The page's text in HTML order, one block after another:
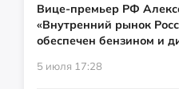
Вице-премьер РФ
«Внутренний рынок
обеспечен бензином и
5 июля 17:28